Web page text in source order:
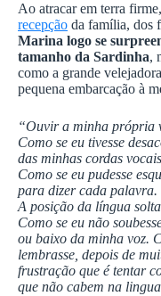
Ao atracar em terra
recepção da família, dos
Marina logo se
tamanho da Sardinha,
como a grande
pequena embarcação à
“Ouvir a minha própria
Como se eu tivesse
das minhas cordas
Como se eu pudesse
para dizer cada palavra.
A posição da língua
Como se eu não
ou baixo da minha voz.
lembrasse, depois de
frustração que é tentar
que não cabem na